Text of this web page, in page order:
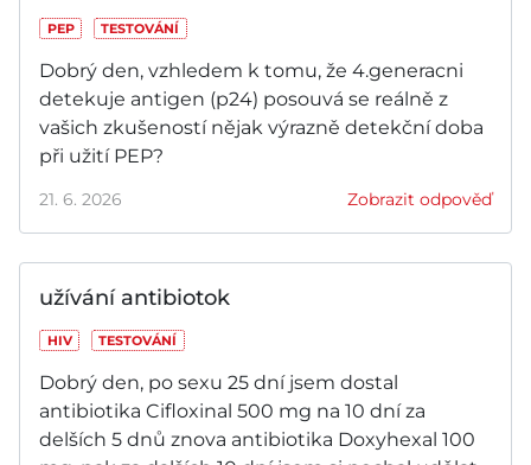
PEP TESTOVÁNÍ
Dobrý den, vzhledem k tomu, že 4.generacni
detekuje antigen (p24) posouvá se reálně z
vašich zkušeností nějak výrazně detekční doba
při užití PEP?
21. 6. 2026 Zobrazit odpověď
užívání antibiotok
HIV TESTOVÁNÍ
Dobrý den, po sexu 25 dní jsem dostal
antibiotika Cifloxinal 500 mg na 10 dní za
delších 5 dnů znova antibiotika Doxyhexal 100